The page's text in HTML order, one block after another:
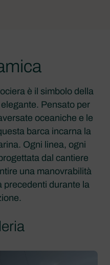
è il simbolo della
Pensato per
oceaniche e le
barca incarna la
Ogni linea, ogni
dal cantiere
una manovrabilità
precedenti durante la